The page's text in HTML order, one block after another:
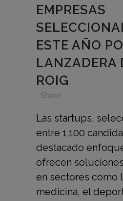
EMPRESAS
ESTE AÑO
LANZADERA
ROIG
Share
Las startups,
entre 1.100
destacado
ofrecen
en sectores como
medicina, el